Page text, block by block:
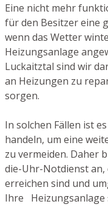
Eine nicht mehr
für den Besitzer eine
wenn das Wetter
Heizungsanlage
Luckaitztal sind wir
an Heizungen zu
sorgen.
In solchen Fällen ist
handeln, um eine
zu vermeiden. Daher
die-Uhr-Notdienst an,
erreichen sind und
Ihre Heizungsanlage